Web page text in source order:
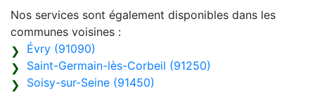
Nos services sont également disponibles dans les
communes voisines :
Évry (91090)
Saint-Germain-lès-Corbeil (91250)
Soisy-sur-Seine (91450)